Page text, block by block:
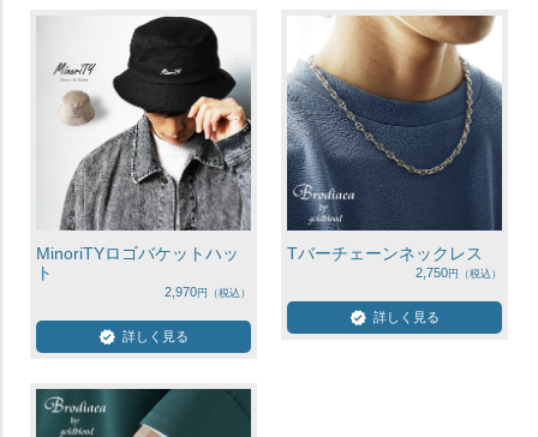
MinoriTYロゴバケットハッ
ト
2,970
詳しく見る
Tバーチェーンネックレス
2,750
詳しく見る